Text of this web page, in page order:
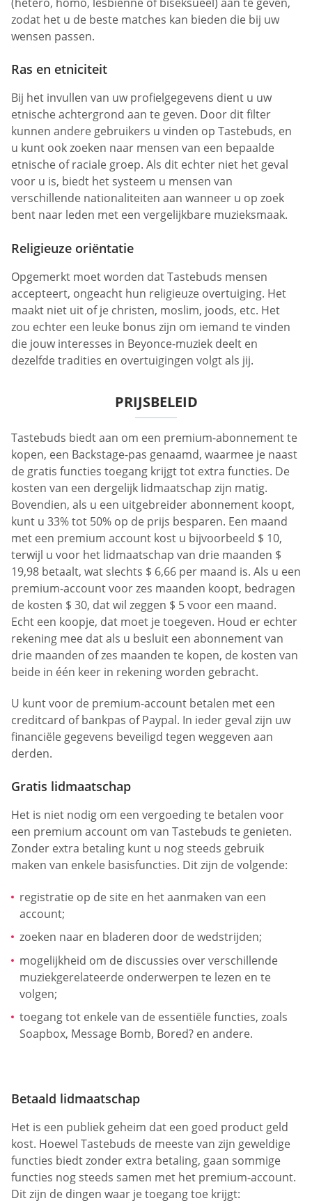
zodat het u de beste matches kan bieden die bij uw
wensen passen.
Ras en etniciteit
Bij het invullen van uw profielgegevens dient u uw
etnische achtergrond aan te geven. Door dit filter
kunnen andere gebruikers u vinden op Tastebuds, en
u kunt ook zoeken naar mensen van een bepaalde
etnische of raciale groep. Als dit echter niet het geval
voor u is, biedt het systeem u mensen van
verschillende nationaliteiten aan wanneer u op zoek
bent naar leden met een vergelijkbare muzieksmaak.
Religieuze oriëntatie
Opgemerkt moet worden dat Tastebuds mensen
accepteert, ongeacht hun religieuze overtuiging. Het
maakt niet uit of je christen, moslim, joods, etc. Het
zou echter een leuke bonus zijn om iemand te vinden
die jouw interesses in Beyonce-muziek deelt en
dezelfde tradities en overtuigingen volgt als jij.
PRIJSBELEID
Tastebuds biedt aan om een premium-abonnement te
kopen, een Backstage-pas genaamd, waarmee je naast
de gratis functies toegang krijgt tot extra functies. De
kosten van een dergelijk lidmaatschap zijn matig.
Bovendien, als u een uitgebreider abonnement koopt,
kunt u 33% tot 50% op de prijs besparen. Een maand
met een premium account kost u bijvoorbeeld $ 10,
terwijl u voor het lidmaatschap van drie maanden $
19,98 betaalt, wat slechts $ 6,66 per maand is. Als u een
premium-account voor zes maanden koopt, bedragen
de kosten $ 30, dat wil zeggen $ 5 voor een maand.
Echt een koopje, dat moet je toegeven. Houd er echter
rekening mee dat als u besluit een abonnement van
drie maanden of zes maanden te kopen, de kosten van
beide in één keer in rekening worden gebracht.
U kunt voor de premium-account betalen met een
creditcard of bankpas of Paypal. In ieder geval zijn uw
financiële gegevens beveiligd tegen weggeven aan
derden.
Gratis lidmaatschap
Het is niet nodig om een vergoeding te betalen voor
een premium account om van Tastebuds te genieten.
Zonder extra betaling kunt u nog steeds gebruik
maken van enkele basisfuncties. Dit zijn de volgende:
registratie op de site en het aanmaken van een
account;
zoeken naar en bladeren door de wedstrijden;
mogelijkheid om de discussies over verschillende
muziekgerelateerde onderwerpen te lezen en te
volgen;
toegang tot enkele van de essentiële functies, zoals
Soapbox, Message Bomb, Bored? en andere.
Betaald lidmaatschap
Het is een publiek geheim dat een goed product geld
kost. Hoewel Tastebuds de meeste van zijn geweldige
functies biedt zonder extra betaling, gaan sommige
functies nog steeds samen met het premium-account.
Dit zijn de dingen waar je toegang toe krijgt: